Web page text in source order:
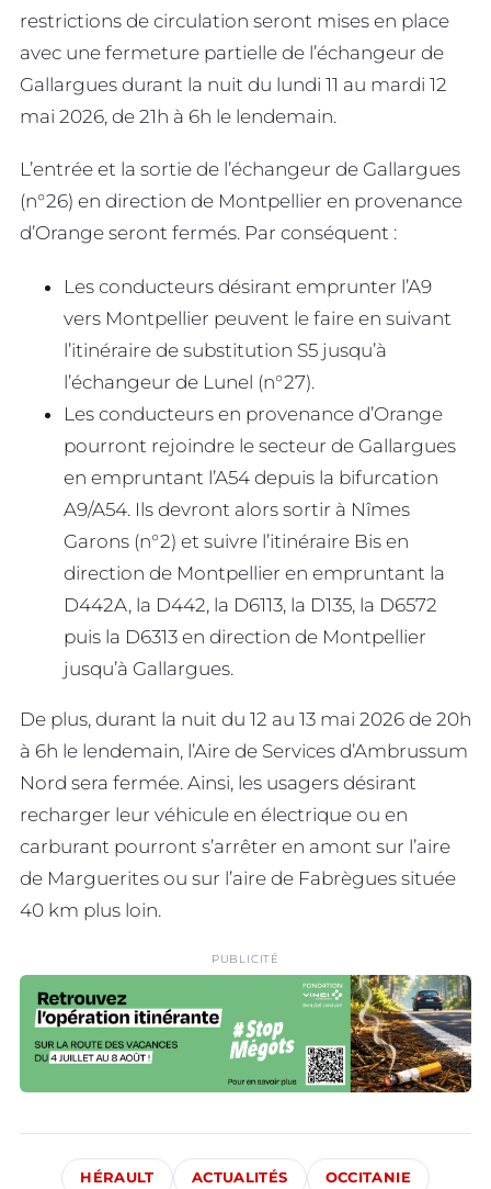
restrictions de circulation seront mises en place
avec une fermeture partielle de l’échangeur de
Gallargues durant la nuit du lundi 11 au mardi 12
mai 2026, de 21h à 6h le lendemain.
L’entrée et la sortie de l’échangeur de Gallargues
(n°26) en direction de Montpellier en provenance
d’Orange seront fermés. Par conséquent :
Les conducteurs désirant emprunter l’A9
vers Montpellier peuvent le faire en suivant
l’itinéraire de substitution S5 jusqu’à
l’échangeur de Lunel (n°27).
Les conducteurs en provenance d’Orange
pourront rejoindre le secteur de Gallargues
en empruntant l’A54 depuis la bifurcation
A9/A54. Ils devront alors sortir à Nîmes
Garons (n°2) et suivre l’itinéraire Bis en
direction de Montpellier en empruntant la
D442A, la D442, la D6113, la D135, la D6572
puis la D6313 en direction de Montpellier
jusqu’à Gallargues.
De plus, durant la nuit du 12 au 13 mai 2026 de 20h
à 6h le lendemain, l’Aire de Services d’Ambrussum
Nord sera fermée. Ainsi, les usagers désirant
recharger leur véhicule en électrique ou en
carburant pourront s’arrêter en amont sur l’aire
de Marguerites ou sur l’aire de Fabrègues située
40 km plus loin.
PUBLICITÉ
HÉRAULT ACTUALITÉS OCCITANIE